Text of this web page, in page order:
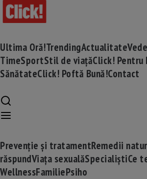
Ultima Oră!TrendingActualitate
TimeSportStil de viațăClick! Pentru
SănătateClick! Poftă Bună!Contact
Prevenție și tratamentRemedii
răspundViața sexualăSpecialiștiCe
WellnessFamiliePsiho